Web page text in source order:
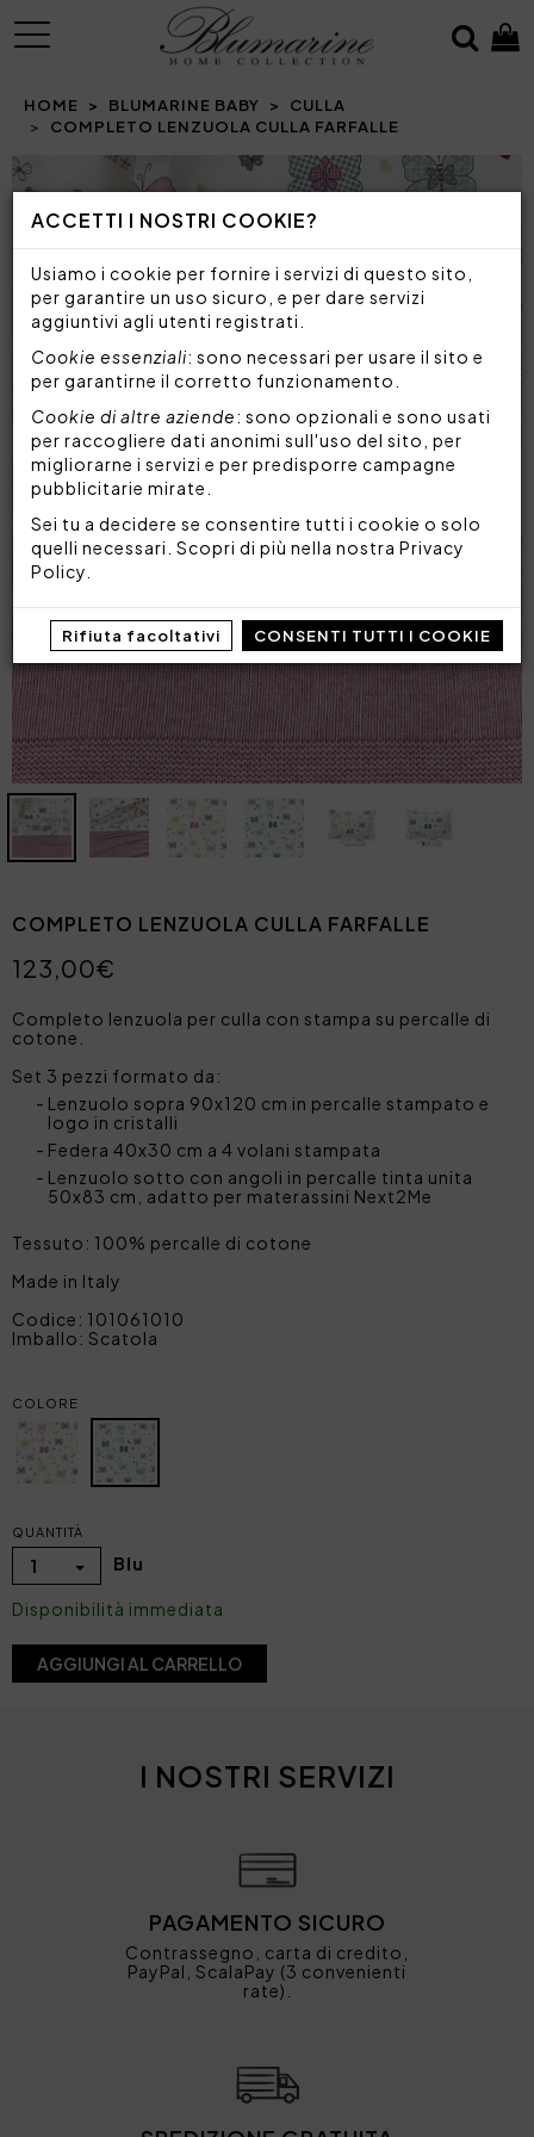
ACCETTI I NOSTRI COOKIE?
Usiamo i cookie per fornire i servizi di questo sito,
per garantire un uso sicuro, e per dare servizi
aggiuntivi agli utenti registrati.
Cookie essenziali: sono necessari per usare il sito e
per garantirne il corretto funzionamento.
Cookie di altre aziende: sono opzionali e sono usati
per raccogliere dati anonimi sull'uso del sito, per
migliorarne i servizi e per predisporre campagne
pubblicitarie mirate.
Sei tu a decidere se consentire tutti i cookie o solo
quelli necessari. Scopri di più nella nostra Privacy
Policy
Rifiuta facoltativi CONSENTI TUTTI I COOKIE
MENU
HOME BLUMARINE BABY
CULLA
COMPLETO LENZUOLA CULLA FARFALLE
Prev
COMPLETO LENZUOLA CULLA FARFALLE
123,00€
Completo lenzuola per culla con stampa su percalle di
cotone.
Set 3 pezzi formato da:
Lenzuolo sopra 90x120 cm in percalle stampato e
logo in cristalli
Federa 40x30 cm a 4 volani stampata
Lenzuolo sotto con angoli in percalle tinta unita
50x83 cm, adatto per materassini Next2Me
Tessuto: 100% percalle di cotone
Made in Italy
Codice: 101061010
Imballo: Scatola
COLORE
QUANTITÀ
1 Blu
Disponibilità immediata
AGGIUNGI AL CARRELLO
I NOSTRI SERVIZI
PAGAMENTO SICURO
Contrassegno, carta di credito,
PayPal, ScalaPay (3 convenienti
rate).